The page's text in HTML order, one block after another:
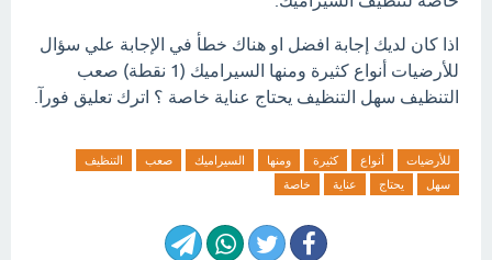
اذا كان لديك إجابة افضل او هناك خطأ في الإجابة علي سؤال
للأرضيات أنواع كثيرة ومنها السيراميك (1 نقطة) صعب
التنظيف سهل التنظيف يحتاج عناية خاصة ؟ اترك تعليق فورآ.
للأرضيات أنواع كثيرة ومنها السيراميك صعب
التنظيف
سهل
يحتاج عناية خاصة